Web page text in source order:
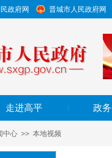
政府网 晋城市人民政府网
走进高平 政
中心 >> 本地视频